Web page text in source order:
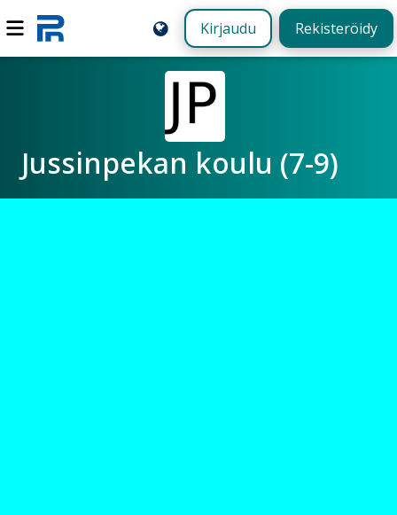
Kirjaudu Rekisteröidy
Jussinpekan koulu (7-9)